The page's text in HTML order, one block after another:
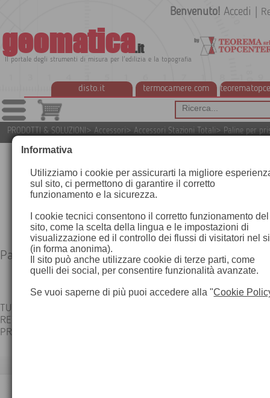
geomatica.it
Il portale degli strumenti di misura per l'edilizia e la topografia
disto.it termocamere.com
Benvenuto! Accedi
PRODOTTI & SOLUZIONI> Accessori> Accessori Stazioni Totali> Paline per
Paline per prisma
TUTTI GLI ACCESSORI LEICA SONO CONTROLLATI
RETTIFICATI E CALIBRATI - CERTIFICATI
PRESSO IL LABORATORIO TEOREMA - GARANZIA 24 MESI
Informativa
Utilizziamo i cookie per assicurarti la migliore
sul sito, ci permettono di garantire il corretto
funzionamento e la sicurezza.
I cookie tecnici consentono il corretto funzionamento del
sito, come la scelta della lingua e le impostazioni di
visualizzazione ed il controllo dei flussi di visitatori nel
(in forma anonima).
Il sito può anche utilizzare cookie di terze parti, come
quelli dei social, per consentire funzionalità avanzate.
Se vuoi saperne di più puoi accedere alla "Cookie